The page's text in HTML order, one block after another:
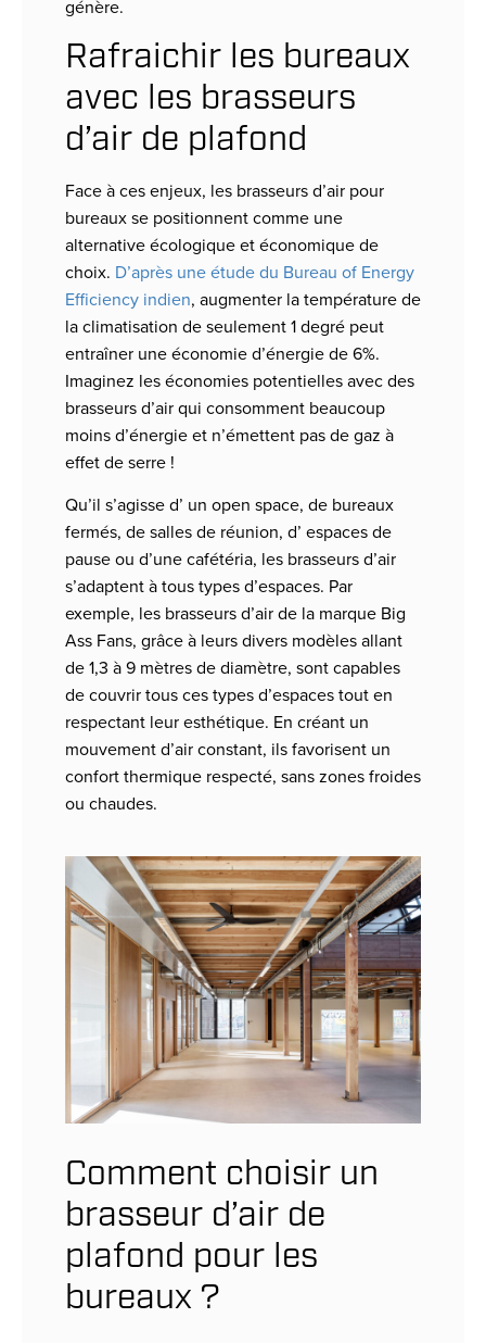
génère.
Rafraichir les bureaux
avec les brasseurs
d’air de plafond
Face à ces enjeux, les brasseurs d’air pour
bureaux se positionnent comme une
alternative écologique et économique de
choix. D’après une étude du Bureau of Energy
Efficiency indien, augmenter la température de
la climatisation de seulement 1 degré peut
entraîner une économie d’énergie de 6%.
Imaginez les économies potentielles avec des
brasseurs d’air qui consomment beaucoup
moins d’énergie et n’émettent pas de gaz à
effet de serre !
Qu’il s’agisse d’ un open space, de bureaux
fermés, de salles de réunion, d’ espaces de
pause ou d’une cafétéria, les brasseurs d’air
s’adaptent à tous types d’espaces. Par
exemple, les brasseurs d’air de la marque Big
Ass Fans, grâce à leurs divers modèles allant
de 1,3 à 9 mètres de diamètre, sont capables
de couvrir tous ces types d’espaces tout en
respectant leur esthétique. En créant un
mouvement d’air constant, ils favorisent un
confort thermique respecté, sans zones froides
ou chaudes.
Comment choisir un
brasseur d’air de
plafond pour les
bureaux ?